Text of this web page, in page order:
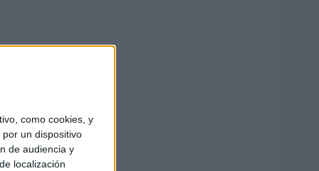
como cookies, y
un dispositivo
de audiencia y
localización